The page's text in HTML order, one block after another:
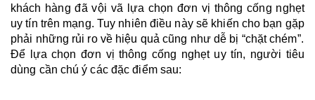
khách hàng đã vội vã lựa chọn đơn vị thông cống nghẹt
uy tín trên mạng. Tuy nhiên điều này sẽ khiến cho bạn gặp
phải những rủi ro về hiệu quả cũng như dễ bị “chặt chém”.
Để lựa chọn đơn vị thông cống nghẹt uy tín, người tiêu
dùng cần chú ý các đặc điểm sau: